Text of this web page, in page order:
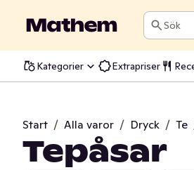
Sök
Kategorier Extrapriser
Start / Alla varor / Dryck / Te
Tepåsar